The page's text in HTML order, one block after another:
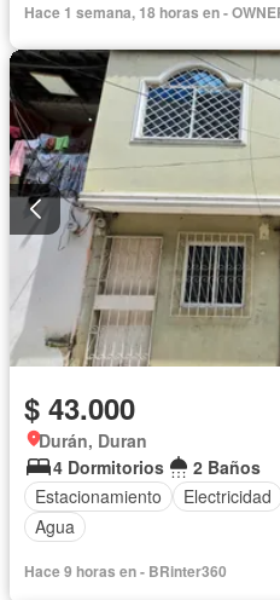
Hace 1 semana, 18 horas en -
$ 43.000
Durán, Duran
4 Dormitorios
2 Baños
Estacionamiento
Electricidad
Agua
Hace 9 horas en - BRinter360